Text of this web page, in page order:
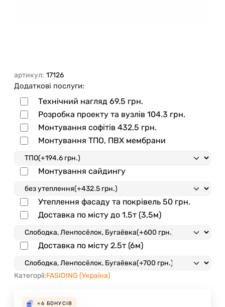
артикул: 17126
Додаткові послуги:
Технічний нагляд 69.5 грн.
Розробка проекту та вузлів 104.3 грн.
Монтування софітів 432.5 грн.
Монтування ТПО, ПВХ мембрани
Монтування сайдингу
Утеплення фасаду та покрівель 50 грн.
Доставка по місту до 1.5т (3,5м)
Доставка по місту 2.5т (6м)
Категорії:FASIDING (Україна)
+6 БОНУСІВ